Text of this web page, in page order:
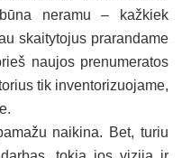
neramu – kažkiek
skaitytojus prarandame
naujos prenumeratos
tik inventorizuojame,
naikina. Bet, turiu